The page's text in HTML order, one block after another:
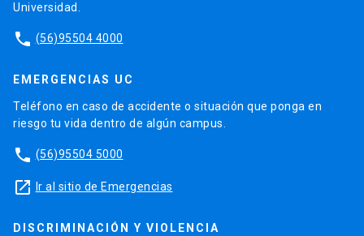
Universidad.
phone (56)95504 4000
EMERGENCIAS UC
Teléfono en caso de accidente o situación que ponga en
riesgo tu vida dentro de algún campus.
phone (56)95504 5000
launch Ir al sitio de Emergencias
DISCRIMINACIÓN Y VIOLENCIA